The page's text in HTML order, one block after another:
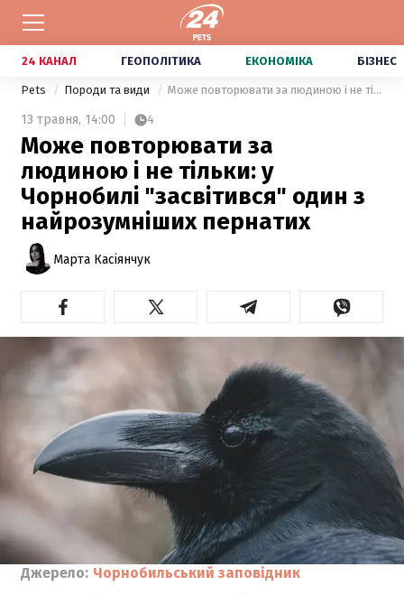
24 КАНАЛ ГЕОПОЛІТИКА ЕКОНОМІКА БІЗНЕС
Pets Породи та види Може повторювати за людиною і не тільки: у Чорнобилі "засвітився" один з найрозумніших пернатих
13 травня, 14:00 4
Може повторювати за
людиною і не тільки: у
Чорнобилі "засвітився" один з
найрозумніших пернатих
Марта Касіянчук
Джерело: Чорнобильський заповідник